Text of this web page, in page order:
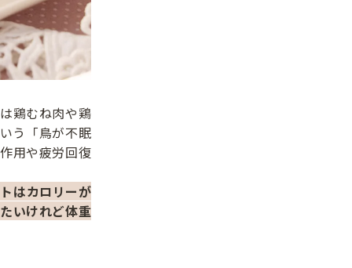
鶏むね肉や鶏
う「鳥が不眠
用や疲労回復
はカロリーが
いけれど体重